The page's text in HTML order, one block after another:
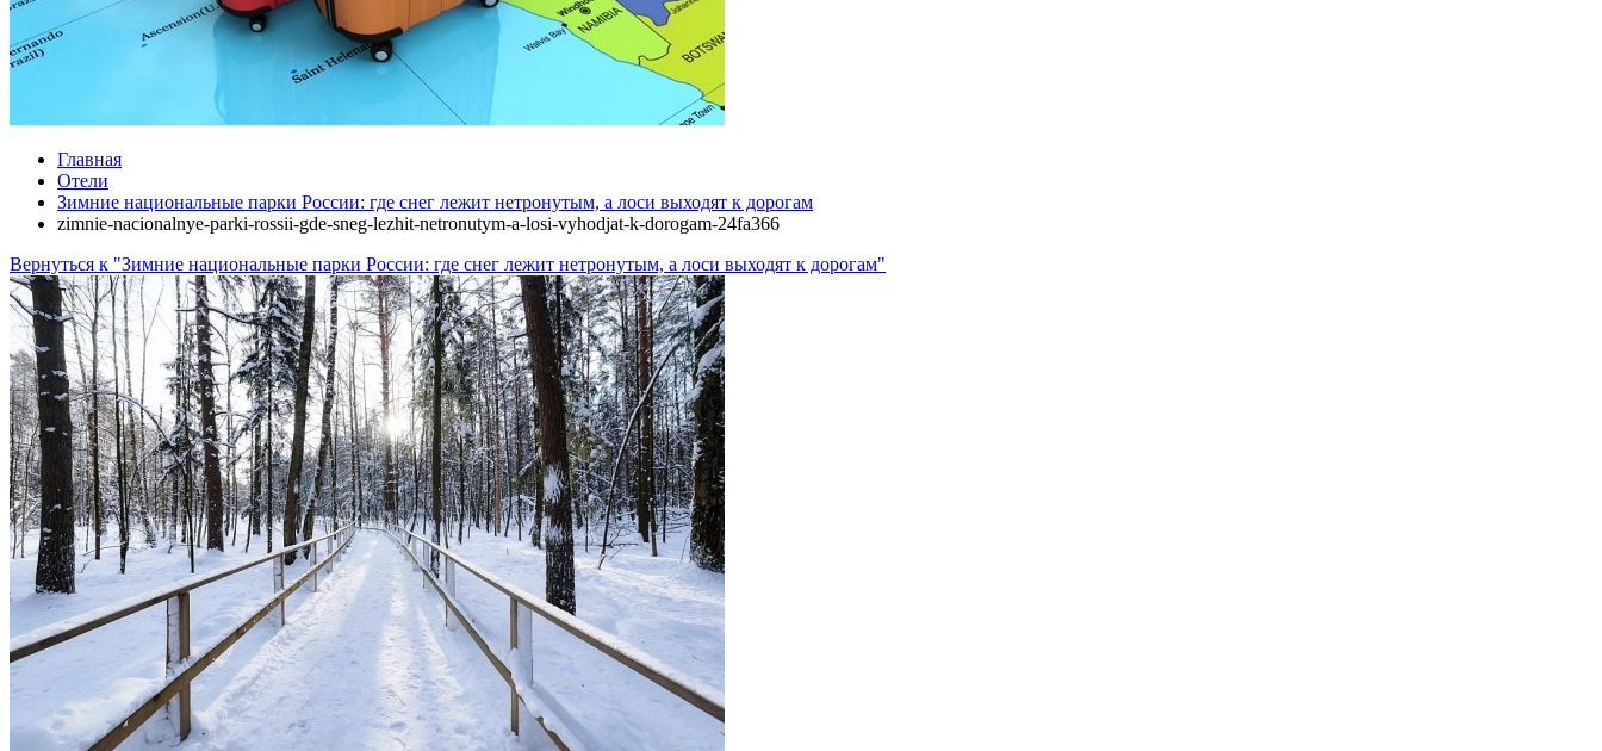
Главная
Отели
Зимние национальные парки России: где снег лежит нетронутым, а лоси выходят к дорогам
zimnie-nacionalnye-parki-rossii-gde-sneg-lezhit-netronutym-a-losi-vyhodjat-k-dorogam-24fa366
Вернуться к "Зимние национальные парки России: где снег лежит нетронутым, а лоси выходят к дорогам"